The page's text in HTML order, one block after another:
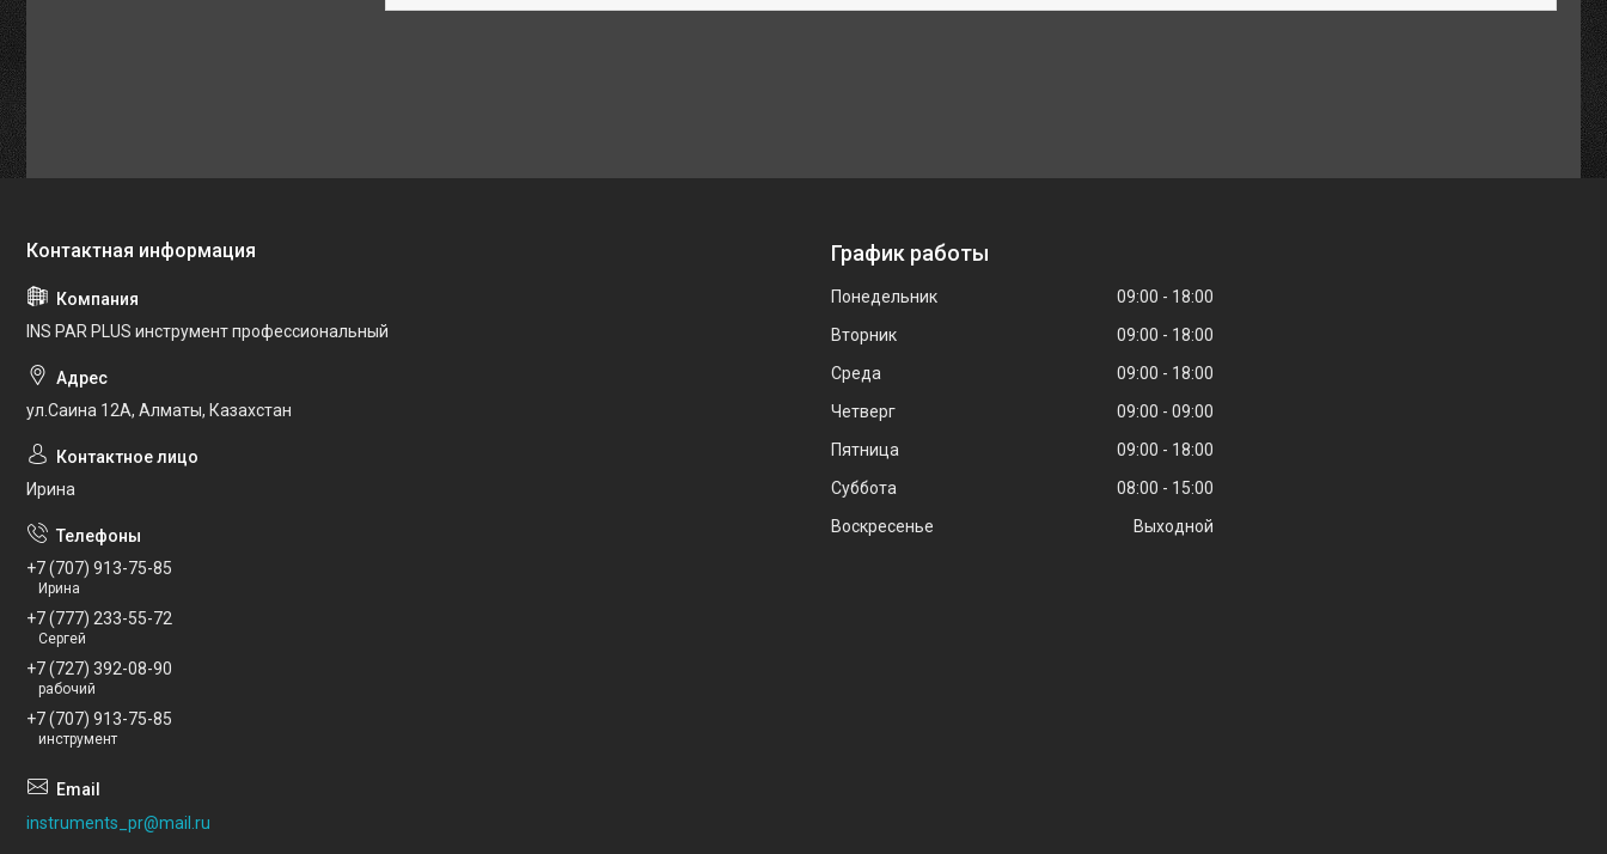
INS PAR PLUS инструмент профессиональный
ул.Саина 12А, Алматы, Казахстан
Ирина
+7 (707) 913-75-85
Ирина
+7 (777) 233-55-72
Сергей
+7 (727) 392-08-90
рабочий
+7 (707) 913-75-85
инструмент
instruments_pr@mail.ru
График работы
Понедельник 09:00
18:00
Вторник
09:00
18:00
Среда
09:00
18:00
Четверг
09:00
09:00
Пятница
09:00
18:00
Суббота
08:00
15:00
Воскресенье
Выходной